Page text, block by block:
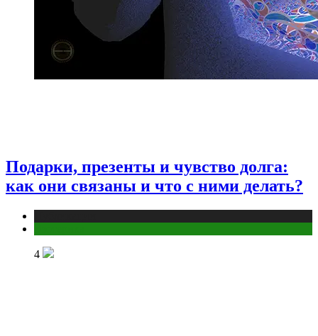
Подарки, презенты и чувство долга:
как они связаны и что с ними делать?
4